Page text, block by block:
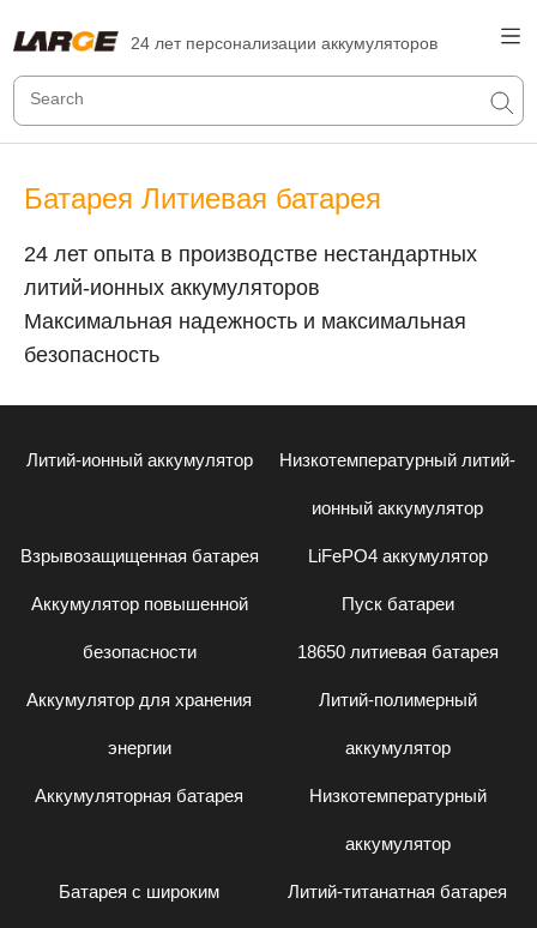
24 лет персонализации аккумуляторов
Батарея Литиевая батарея
24 лет опыта в производстве нестандартных
литий-ионных аккумуляторов
Максимальная надежность и максимальная
безопасность
Литий-ионный аккумулятор Низкотемпературный литий-
ионный аккумулятор
Взрывозащищенная батарея LiFePO4 аккумулятор
Аккумулятор повышенной
безопасности
Пуск батареи
18650 литиевая батарея
Аккумулятор для хранения
энергии
Литий-полимерный
аккумулятор
Аккумуляторная батарея Низкотемпературный
аккумулятор
Батарея с широким Литий-титанатная батарея